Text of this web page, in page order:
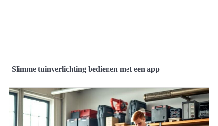
Slimme tuinverlichting bedienen met een app